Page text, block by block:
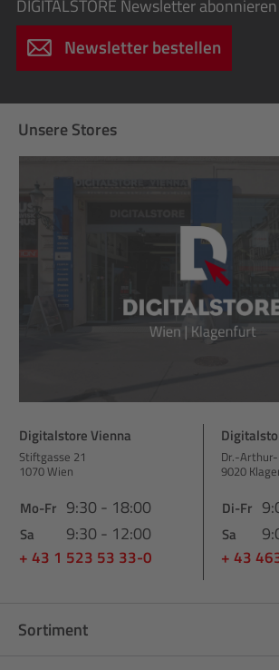
DIGITALSTORE Newsletter abonnieren
Newsletter bestellen
Unsere Stores
Digitalstore Vienna
Stiftgasse 21
1070 Wien
Mo-Fr 9:30 - 18:00
Sa 9:30 - 12:00
+ 43 1 523 53 33-0
Dr.-
9020
Di-Fr
Sa
+ 43
Sortiment